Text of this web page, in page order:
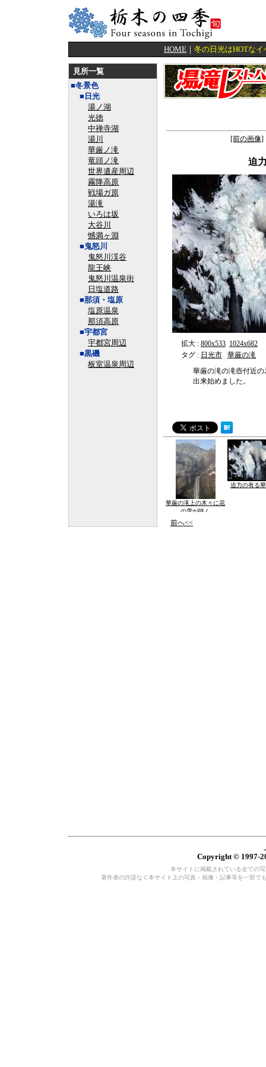
HOME ｜ 冬の日光はHOTな
見所一覧
■冬景色
■日光
湯ノ湖
光徳
中禅寺湖
湯川
華厳ノ滝
竜頭ノ滝
世界遺産周辺
霧降高原
戦場ガ原
湯滝
いろは坂
大谷川
憾満ヶ淵
■鬼怒川
鬼怒川渓谷
龍王峡
鬼怒川温泉街
日塩道路
■那須・塩原
塩原温泉
那須高原
■宇都宮
宇都宮周辺
■黒磯
板室温泉周辺
[前の画像]
迫
拡大 : 800x533 1024x682
タグ : 日光市
華厳の滝
華厳の滝の滝壺付近
出来始めました。
華厳の滝上の木々に花
の雪が咲く
迫力の有る
前へ<<
Copyright © 1997-
本サイトに掲載されている全ての
著作者の許諾なく本サイト上の写真・画像・記事等を一部で